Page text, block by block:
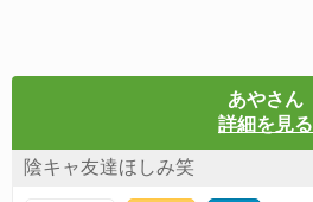
あやさん
詳細を見る
陰キャ友達ほしみ笑